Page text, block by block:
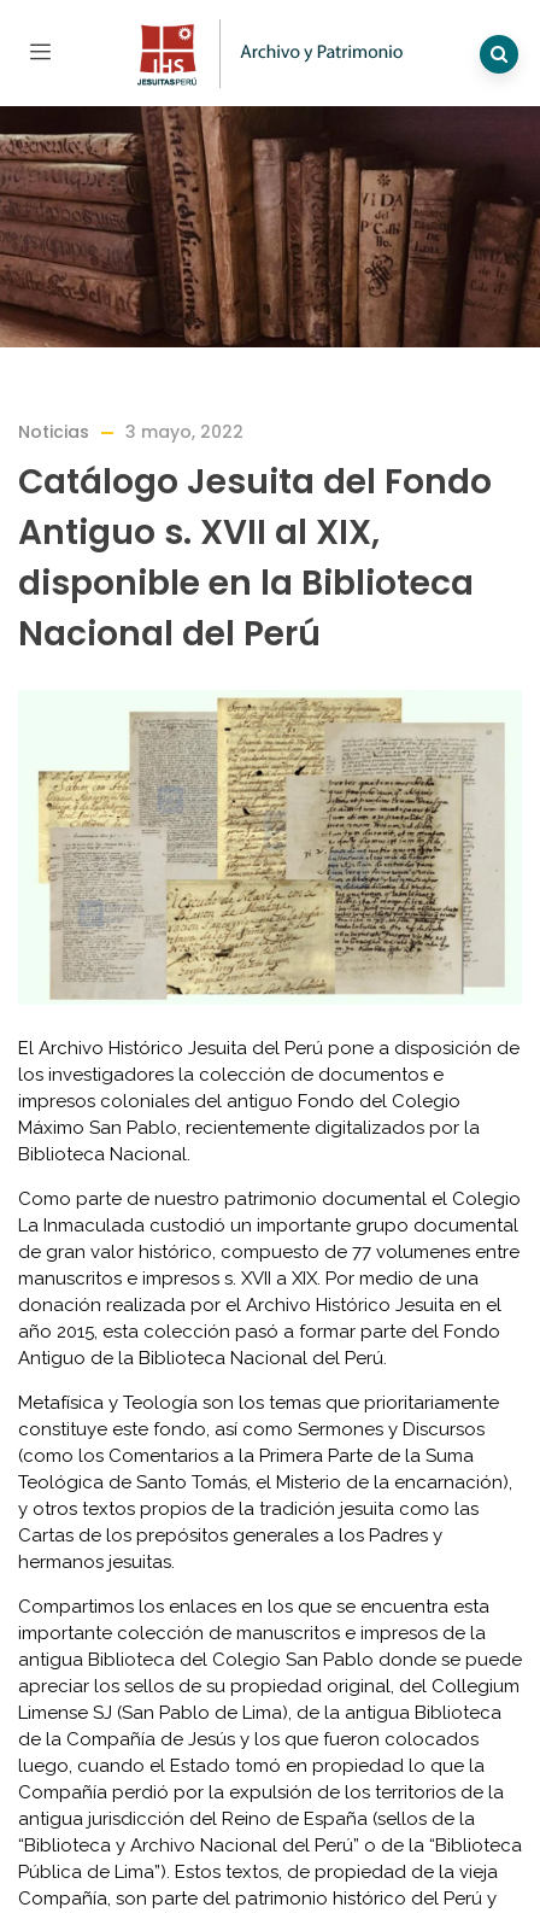
Noticias 3 mayo, 2022
Catálogo Jesuita del Fondo
Antiguo s. XVII al XIX,
disponible en la Biblioteca
Nacional del Perú
El Archivo Histórico Jesuita del Perú pone a disposición de
los investigadores la colección de documentos e
impresos coloniales del antiguo Fondo del Colegio
Máximo San Pablo, recientemente digitalizados por la
Biblioteca Nacional.
Como parte de nuestro patrimonio documental el Colegio
La Inmaculada custodió un importante grupo documental
de gran valor histórico, compuesto de 77 volumenes entre
manuscritos e impresos s. XVII a XIX. Por medio de una
donación realizada por el Archivo Histórico Jesuita en el
año 2015, esta colección pasó a formar parte del Fondo
Antiguo de la Biblioteca Nacional del Perú.
Metafísica y Teología son los temas que prioritariamente
constituye este fondo, así como Sermones y Discursos
(como los Comentarios a la Primera Parte de la Suma
Teológica de Santo Tomás, el Misterio de la encarnación),
y otros textos propios de la tradición jesuita como las
Cartas de los prepósitos generales a los Padres y
hermanos jesuitas.
Compartimos los enlaces en los que se encuentra esta
importante colección de manuscritos e impresos de la
antigua Biblioteca del Colegio San Pablo donde se puede
apreciar los sellos de su propiedad original, del Collegium
Limense SJ (San Pablo de Lima), de la antigua Biblioteca
de la Compañía de Jesús y los que fueron colocados
luego, cuando el Estado tomó en propiedad lo que la
Compañía perdió por la expulsión de los territorios de la
antigua jurisdicción del Reino de España (sellos de la
“Biblioteca y Archivo Nacional del Perú” o de la “Biblioteca
Pública de Lima”). Estos textos, de propiedad de la vieja
Compañía, son parte del patrimonio histórico del Perú y